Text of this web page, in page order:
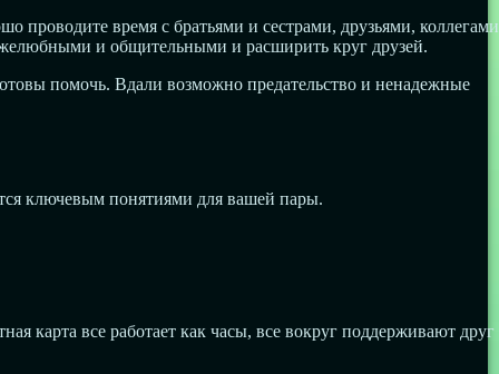
проводите время с братьями и сестрами, друзьями,
и общительными и расширить круг друзей.
помочь. Вдали возможно предательство и ненадежные
ключевым понятиями для вашей пары.
карта все работает как часы, все вокруг поддерживают друг